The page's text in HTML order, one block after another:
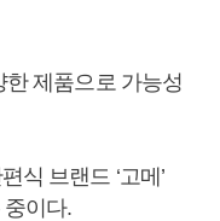
한 제품으로 가능성
식 브랜드 ‘고메’
이다.